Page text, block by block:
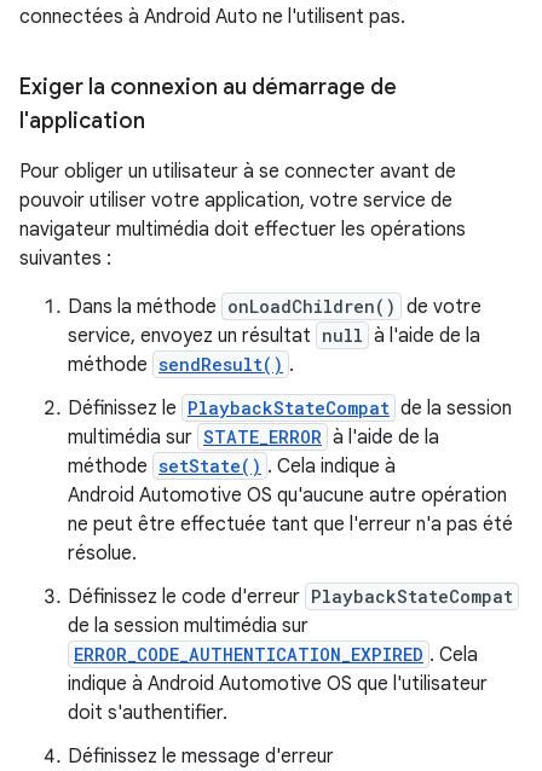
connectées à Android Auto ne l'utilisent pas.
Exiger la connexion au démarrage de
l'application
Pour obliger un utilisateur à se connecter avant de
pouvoir utiliser votre application, votre service de
navigateur multimédia doit effectuer les opérations
suivantes :
Dans la méthode onLoadChildren() de votre
service, envoyez un résultat null à l'aide de la
méthode sendResult() .
Définissez le PlaybackStateCompat de la session
multimédia sur STATE_ERROR à l'aide de la
méthode setState() . Cela indique à
Android Automotive OS qu'aucune autre opération
ne peut être effectuée tant que l'erreur n'a pas été
résolue.
Définissez le code d'erreur PlaybackStateCompat
de la session multimédia sur
ERROR_CODE_AUTHENTICATION_EXPIRED . Cela
indique à Android Automotive OS que l'utilisateur
doit s'authentifier.
Définissez le message d'erreur